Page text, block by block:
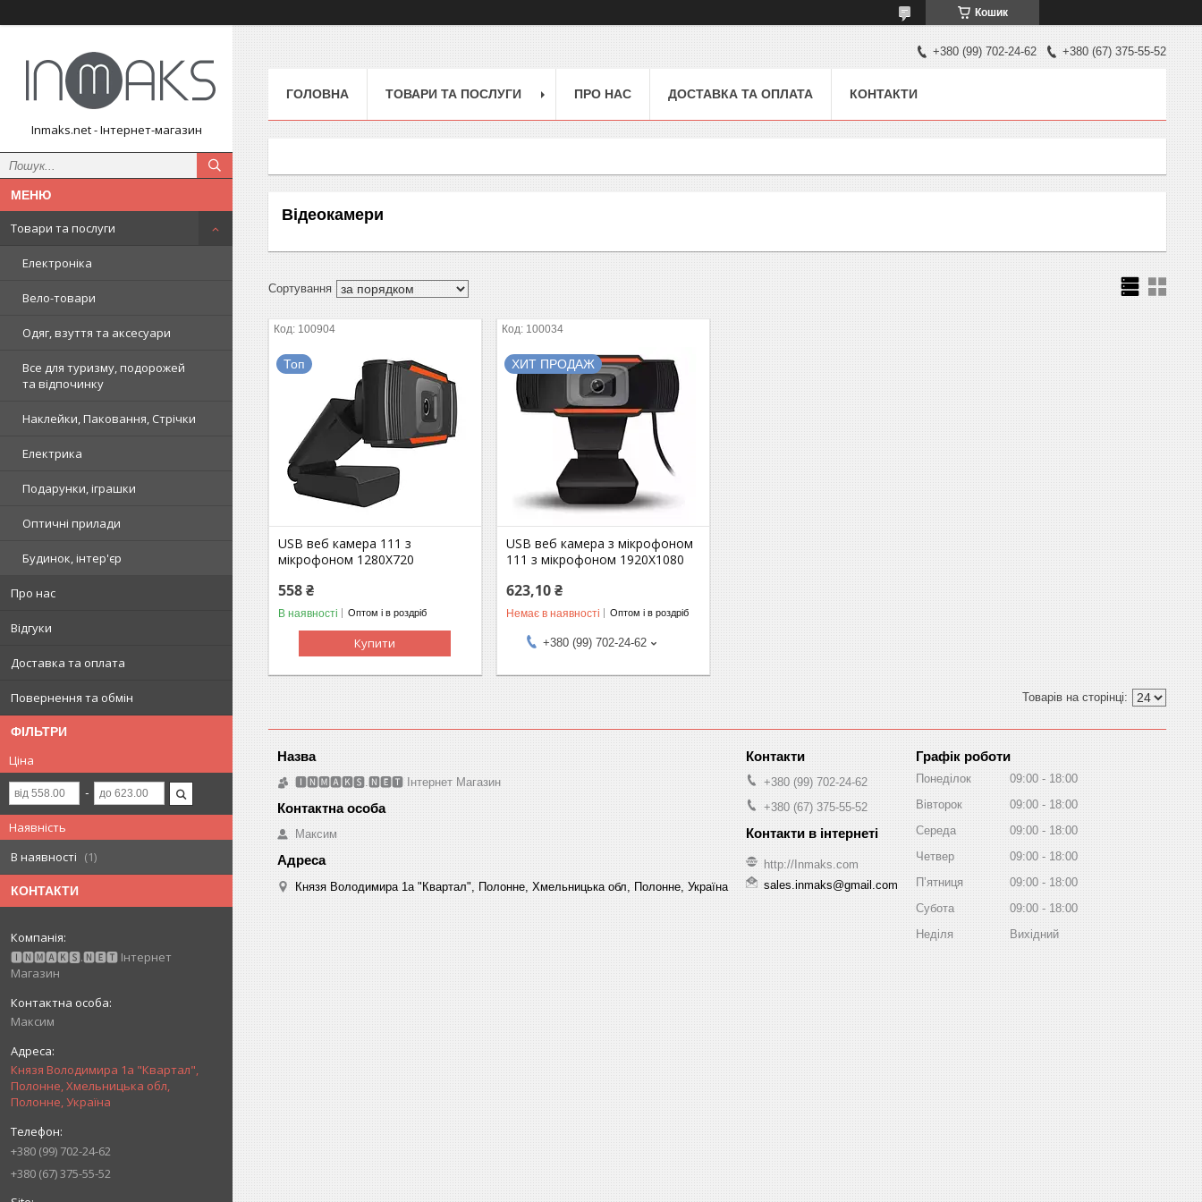
Кошик
Inmaks.net - Інтернет-магазин
Товари та послуги
Електроніка
Вело-товари
Одяг, взуття та аксесуари
Все для туризму, подорожей
та відпочинку
Наклейки, Паковання, Стрічки
Електрика
Подарунки, іграшки
Оптичні прилади
Будинок, інтер'єр
Про нас
Відгуки
Доставка та оплата
Повернення та обмін
ФІЛЬТРИ
Ціна
Наявність
В наявності
1
КОНТАКТИ
🅸🅽🅼🅰🅺🆂.🅽🅴🆃 Інтернет
Магазин
Максим
Князя Володимира 1а "Квартал",
Полонне, Хмельницька обл,
Полонне, Україна
+380 (99) 702-24-62
+380 (67) 375-55-52
+380 (99) 702-24-62 +380 (67) 375-55-52
ГОЛОВНА ТОВАРИ ТА ПОСЛУГИ ПРО НАС ДОСТАВКА ТА ОПЛАТА КОНТАКТИ
Відеокамери
100904
Топ
USB веб камера 111 з
мікрофоном 1280Х720
558 ₴
В наявності Оптом і в роздріб
Купити
100034
ХИТ ПРОДАЖ
USB веб камера з мікрофоном
111 з мікрофоном 1920Х1080
623,10 ₴
Немає в наявності Оптом і в роздріб
+380 (99) 702-24-62
🅸🅽🅼🅰🅺🆂.🅽🅴🆃 Інтернет Магазин
Максим
Князя Володимира 1а "Квартал", Полонне, Хмельницька обл, Полонне, Україна
+380 (99) 702-24-62
+380 (67) 375-55-52
http://Inmaks.com
sales.inmaks@gmail.com
Графік роботи
Понеділок 09:00
18:00
Вівторок
09:00
18:00
Середа
09:00
18:00
Четвер
09:00
18:00
Пʼятниця
09:00
18:00
Субота
09:00
18:00
Неділя
Вихідний